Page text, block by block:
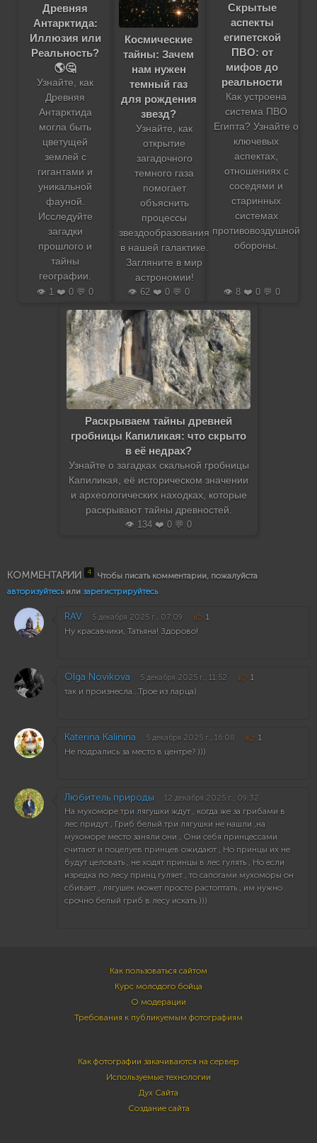
Древняя
Антарктида:
Иллюзия или
Реальность?
🌎🤔
Узнайте, как
Древняя
Антарктида
могла быть
цветущей
землей с
гигантами и
уникальной
фауной.
Исследуйте
загадки
прошлого и
тайны
географии.
👁️ 1 ❤️ 0 💬 0
Космические
тайны: Зачем
нам нужен
темный газ
для рождения
звезд?
Узнайте, как
открытие
загадочного
темного газа
помогает
объяснить
процессы
звездообразования
в нашей галактике.
Загляните в мир
астрономии!
👁️ 62 ❤️ 0 💬 0
Скрытые
аспекты
египетской
ПВО: от
мифов до
реальности
Как устроена
система ПВО
Египта? Узнайте о
ключевых
аспектах,
отношениях с
соседями и
старинных
системах
противовоздушной
обороны.
👁️ 8 ❤️ 0 💬 0
Раскрываем тайны древней
гробницы Капиликая: что скрыто
в её недрах?
Узнайте о загадках скальной гробницы
Капиликая, её историческом значении
и археологических находках, которые
раскрывают тайны древностей.
👁️ 134 ❤️ 0 💬 0
КОММЕНТАРИИ 4
Чтобы писать комментарии, пожалуйста
авторизуйтесьили зарегистрируйтесь
RAV 5 декабря 2025 г., 07:09 1
Ну красавчики, Татьяна! Здорово!
Olga Novikova 5 декабря 2025 г., 11:52 1
так и произнесла...Трое из ларца)
Katerina Kalinina 5 декабря 2025 г., 16:08 1
Не подрались за место в центре? )))
Любитель природы 12 декабря 2025 г., 09:32
На мухоморе три лягушки ждут , когда же за грибами в
лес придут , Гриб белый три лягушки не нашли ,на
мухоморе место заняли они , Они себя принцессами
считают и поцелуев принцев ожидают , Но принцы их не
будут целовать , не ходят принцы в лес гулять , Но если
изредка по лесу принц гуляет , то сапогами мухоморы он
сбивает , лягушек может просто растоптать , им нужно
срочно белый гриб в лесу искать )))
Как пользоваться сайтом
Курс молодого бойца
О модерации
Требования к публикуемым фотографиям
Как фотографии закачиваются на сервер
Используемые технологии
Дух Сайта
Создание сайта